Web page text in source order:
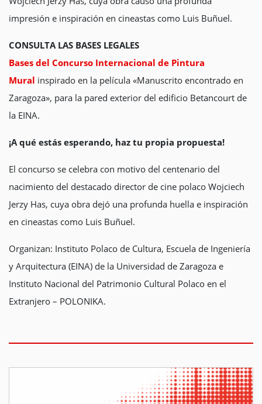
impresión e inspiración en cineastas como Luis Buñuel.
CONSULTA LAS BASES LEGALES
Bases del Concurso Internacional de Pintura
Mural inspirado en la película «Manuscrito encontrado en
Zaragoza», para la pared exterior del edificio Betancourt de
la EINA.
¡A qué estás esperando, haz tu propia propuesta!
El concurso se celebra con motivo del centenario del
nacimiento del destacado director de cine polaco Wojciech
Jerzy Has, cuya obra dejó una profunda huella e inspiración
en cineastas como Luis Buñuel.
Organizan: Instituto Polaco de Cultura, Escuela de Ingeniería
y Arquitectura (EINA) de la Universidad de Zaragoza e
Instituto Nacional del Patrimonio Cultural Polaco en el
Extranjero – POLONIKA.